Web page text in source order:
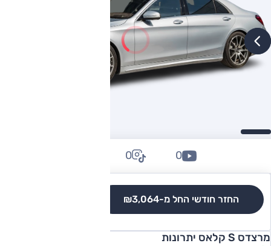
החזר חודשי החל מ-₪3,064
0
0
מרצדס S קלאס יתרונות